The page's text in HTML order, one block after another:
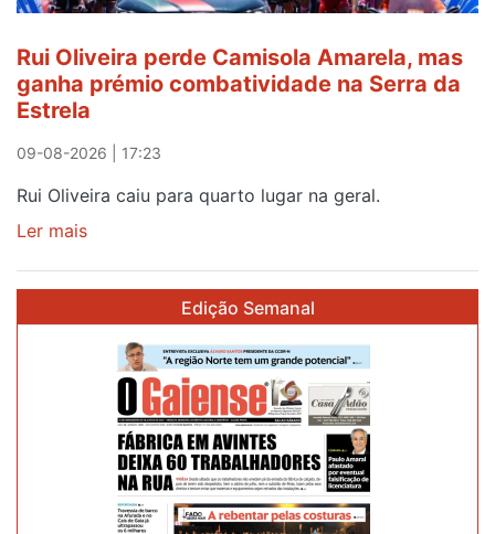
Rui Oliveira perde Camisola Amarela, mas
ganha prémio combatividade na Serra da
Estrela
09-08-2026 | 17:23
Rui Oliveira caiu para quarto lugar na geral.
Ler mais
Oliveira
Camisola
Amarela,
mas
ganha
prémio
combatividade
Serra
Edição Semanal